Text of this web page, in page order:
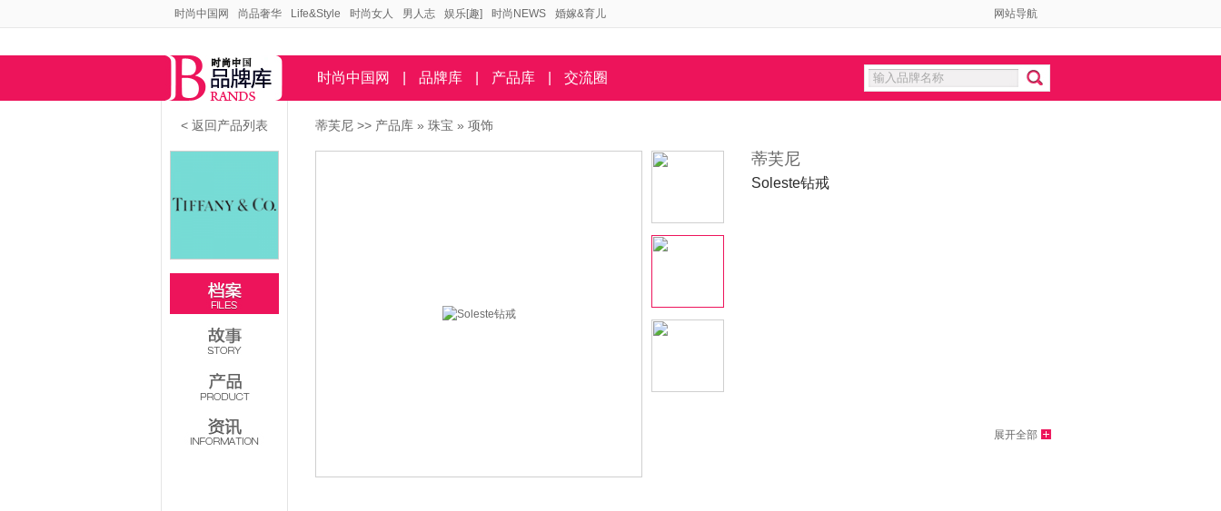
时尚中国网 尚品奢华 Life&Style 时尚女人 男人志 娱乐[趣] 时尚NEWS 婚嫁&育儿 网站导航
时尚中国网 品牌库 产品库 交流圈
< 返回产品列表 蒂芙尼 >> 产品库 » 珠宝 » 项饰
蒂芙尼
Soleste钻戒
展开全部